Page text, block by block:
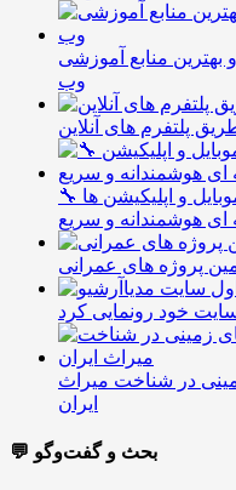
بهترین منابع آموزشی
وب
پلتفرم های آنلاین
🔧 تعمیر لوازم خانگی با کمک تکنولوژی موبایل و اپلیکیشن ها
ای هوشمندانه و سریع
پروژه های عمرانی
خود رونمایی کرد
در شناخت میراث
ایران
💬 بحث و گفت‌وگو